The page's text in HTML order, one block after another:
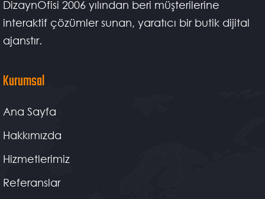
DizaynOfisi 2006 yılından beri müşterilerine
interaktif çözümler sunan, yaratıcı bir butik dijital
ajanstır.
Kurumsal
Ana Sayfa
Hakkımızda
Hizmetlerimiz
Referanslar